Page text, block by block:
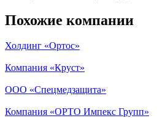
Похожие компании
Холдинг «Ортос»
Компания «Круст»
ООО «Спецмедзащита»
Компания «ОРТО Импекс Групп»